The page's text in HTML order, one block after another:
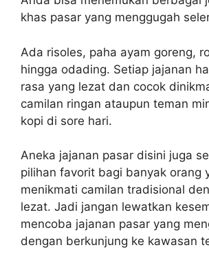
khas pasar yang menggugah
Ada risoles, paha ayam goreng,
hingga odading. Setiap jajanan
rasa yang lezat dan cocok
camilan ringan ataupun teman
kopi di sore hari.
Aneka jajanan pasar disini juga
pilihan favorit bagi banyak orang
menikmati camilan tradisional
lezat. Jadi jangan lewatkan
mencoba jajanan pasar yang
dengan berkunjung ke kawasan